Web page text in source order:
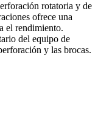
rotatoria y de
ofrece una
el rendimiento.
del equipo de
y las brocas.